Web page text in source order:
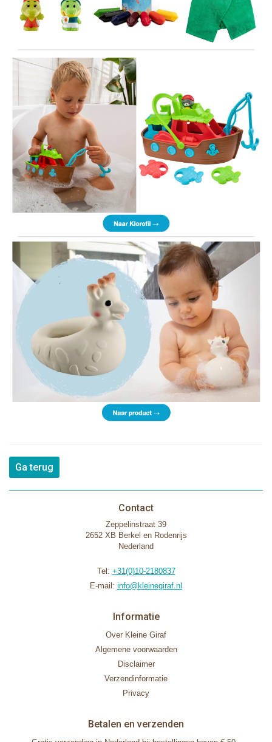
Ga terug
Contact
Zeppelinstraat 39
2652 XB Berkel en Rodenrijs
Nederland
Tel: +31(0)10-2180837
E-mail: info@kleinegiraf.nl
Informatie
Over Kleine Giraf
Algemene voorwaarden
Disclaimer
Verzendinformatie
Privacy
Betalen en verzenden